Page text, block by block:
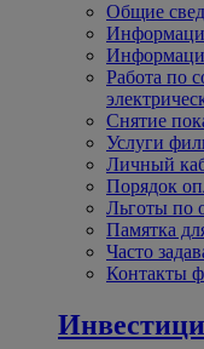
Общие
Работа по
Снятие
Услуги
Личный
Порядок
Льготы по
Памятка
Часто
Контакты